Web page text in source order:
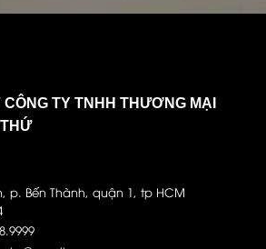
TY TNHH THƯƠNG MẠI
p. Bến Thành, quận 1, tp HCM